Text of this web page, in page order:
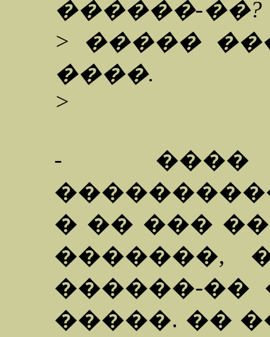
������-��?
> �����
����.
>
- ����
� �� ���
�������,
������-��
�����. ��